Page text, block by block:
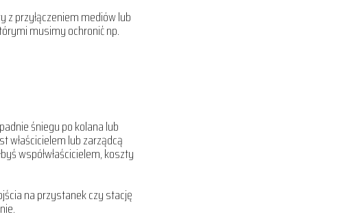
z przyłączeniem mediów lub
musimy ochronić np.
śniegu po kolana lub
właścicielem lub zarządcą
współwłaścicielem, koszty
na przystanek czy stację